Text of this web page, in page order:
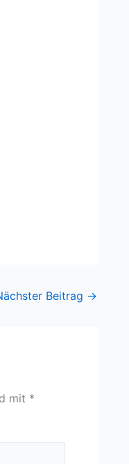
Beitrag →
mit *